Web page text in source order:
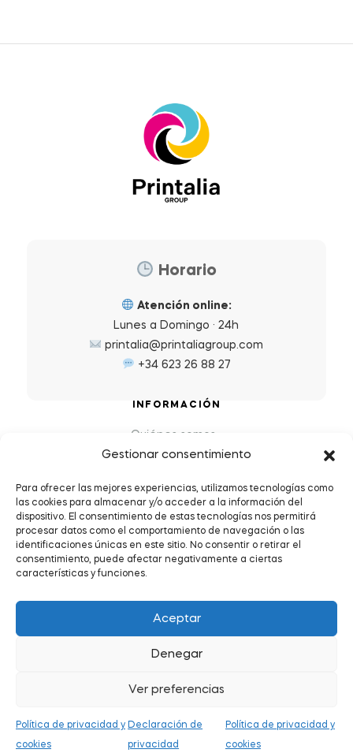
Gestionar consentimiento
Para ofrecer las mejores experiencias, utilizamos tecnologías como
las cookies para almacenar y/o acceder a la información del
dispositivo. El consentimiento de estas tecnologías nos permitirá
procesar datos como el comportamiento de navegación o las
identificaciones únicas en este sitio. No consentir o retirar el
consentimiento, puede afectar negativamente a ciertas
características y funciones.
Aceptar
Denegar
Ver preferencias
Política de privacidad y
cookies
Declaración de
privacidad
Política de privacidad y
cookies
Horario
Atención online:
Lunes a Domingo · 24h
printalia@printaliagroup.com
+34 623 26 88 27
INFORMACIÓN
Quiénes somos
Preguntas Frecuentes (FAQs)
Política de Devoluciones y Reembolsos
Envíos y plazos de entrega
Política de Privacidad y Cookies
Condiciones de servicio